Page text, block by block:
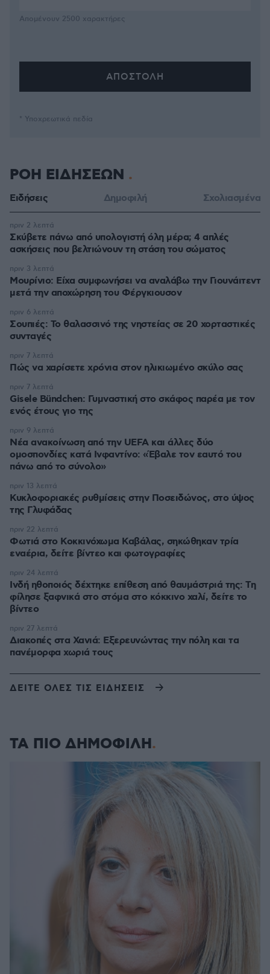
Απομένουν 2500 χαρακτήρες
* Υποχρεωτικά πεδία
ΡΟΗ ΕΙΔΗΣΕΩΝ
Ειδήσεις Δημοφιλή Σχολιασμένα
Σκύβετε πάνω από υπολογιστή όλη μέρα; 4 απλές
ασκήσεις που βελτιώνουν τη στάση του σώματος
πριν 2 λεπτά
Μουρίνιο: Είχα συμφωνήσει να αναλάβω την Γιουνάιτεντ
μετά την αποχώρηση του Φέργκιουσον
πριν 3 λεπτά
Σουπιές: Το θαλασσινό της νηστείας σε 20 χορταστικές
συνταγές
πριν 6 λεπτά
Πώς να χαρίσετε χρόνια στον ηλικιωμένο σκύλο σας
πριν 7 λεπτά
Gisele Bündchen: Γυμναστική στο σκάφος παρέα με τον
ενός έτους γιο της
πριν 7 λεπτά
Νέα ανακοίνωση από την UEFA και άλλες δύο
ομοσπονδίες κατά Ινφαντίνο: «Έβαλε τον εαυτό του
πάνω από το σύνολο»
πριν 9 λεπτά
Κυκλοφοριακές ρυθμίσεις στην Ποσειδώνος, στο ύψος
της Γλυφάδας
πριν 13 λεπτά
Φωτιά στο Κοκκινόχωμα Καβάλας, σηκώθηκαν τρία
εναέρια, δείτε βίντεο και φωτογραφίες
πριν 22 λεπτά
Ινδή ηθοποιός δέχτηκε επίθεση από θαυμάστριά της: Τη
φίλησε ξαφνικά στο στόμα στο κόκκινο χαλί, δείτε το
βίντεο
πριν 24 λεπτά
Διακοπές στα Χανιά: Εξερευνώντας την πόλη και τα
πανέμορφα χωριά τους
πριν 27 λεπτά
ΔΕΙΤΕ ΟΛΕΣ ΤΙΣ ΕΙΔΗΣΕΙΣ
ΤΑ ΠΙΟ ΔΗΜΟΦΙΛΗ